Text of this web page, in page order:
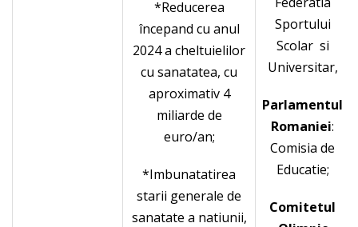
*Reducerea
începand cu anul
2024 a cheltuielilor
cu sanatatea, cu
aproximativ 4
miliarde de
euro/an;
*Imbunatatirea
starii generale de
sanatate a natiunii,
Sportului
Scolar si
Universitar,
Parlamentul
Romaniei:
Comisia de
Educatie;
Comitetul